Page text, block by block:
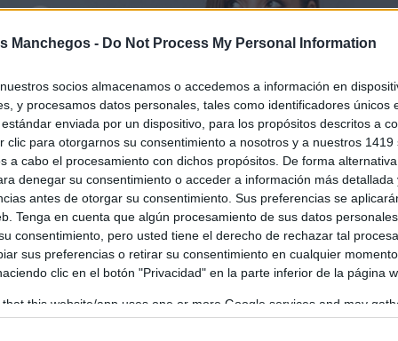
Manchegos - Do Not Process My Personal Information
socios almacenamos o accedemos a información en
y procesamos datos personales, tales como identificadores únicos
enviada por un dispositivo, para los propósitos descritos a
clic para otorgarnos su consentimiento a nosotros y a nuestros 1419
a cabo el procesamiento con dichos propósitos. De forma
denegar su consentimiento o acceder a información más detallada
antes de otorgar su consentimiento. Sus preferencias se
Tenga en cuenta que algún procesamiento de sus datos
consentimiento, pero usted tiene el derecho de rechazar tal
sus preferencias o retirar su consentimiento en cualquier
clic en el botón "Privacidad" en la parte inferior de la página
that this website/app uses one or more Google services and may
but not limited to your visit or usage behaviour. You may
más, a la Confederación de Empresarios de Albacete
empresarial regional, que reconoce el
productivo albaceteño.